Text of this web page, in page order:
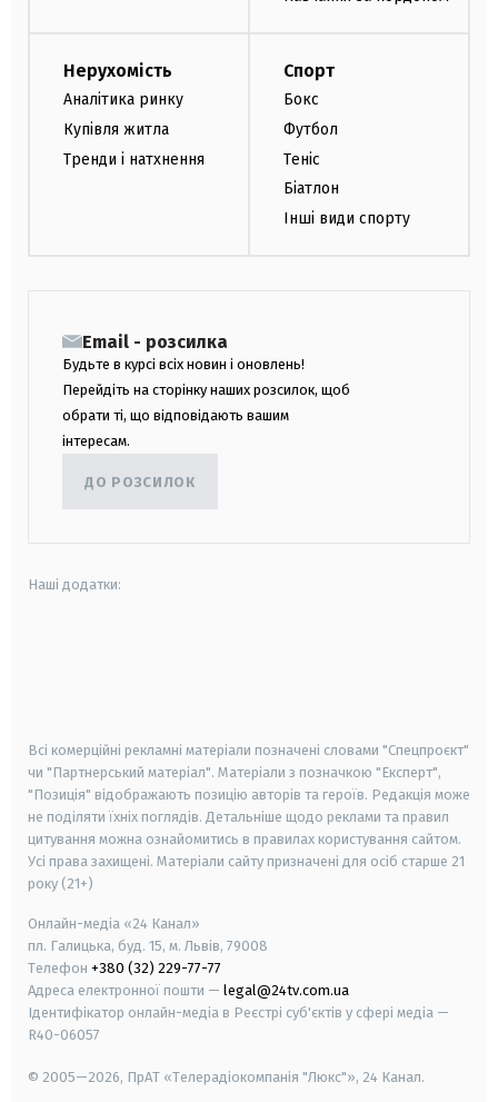
Нерухомість
Аналітика ринку
Купівля житла
Тренди і натхнення
Спорт
Бокс
Футбол
Теніс
Біатлон
Інші види спорту
Email - розсилка
Будьте в курсі всіх новин і оновлень!
Перейдіть на сторінку наших розсилок, щоб
обрати ті, що відповідають вашим
інтересам.
ДО РОЗСИЛОК
Наші додатки:
Всі комерційні рекламні матеріали позначені словами "Спецпроєкт"
чи "Партнерський матеріал". Матеріали з позначкою "Експерт",
"Позиція" відображають позицію авторів та героїв. Редакція може
не поділяти їхніх поглядів. Детальніше щодо реклами та правил
цитування можна ознайомитись в правилах користування сайтом.
Усі права захищені. Матеріали сайту призначені для осіб старше 21
року (21+)
Онлайн-медіа «24 Канал»
пл. Галицька, буд. 15, м. Львів, 79008
Телефон +380 (32) 229-77-77
Адреса електронної пошти — legal@24tv.com.ua
Ідентифікатор онлайн-медіа в Реєстрі суб'єктів у сфері медіа —
R40-06057
© 2005—2026, ПрАТ «Телерадіокомпанія "Люкс"», 24 Канал.